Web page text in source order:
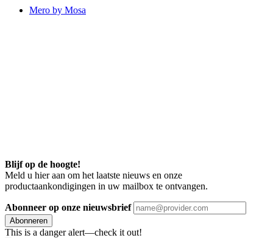
Mero by Mosa
Blijf op de hoogte!
Meld u hier aan om het laatste nieuws en onze
productaankondigingen in uw mailbox te ontvangen.
Abonneer op onze nieuwsbrief
Abonneren
This is a danger alert—check it out!